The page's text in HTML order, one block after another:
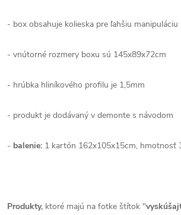
- box obsahuje kolieska pre ľahšiu manipuláciu
- vnútorné rozmery boxu sú 145x89x72cm
- hrúbka hliníkového profilu je 1,5mm
- produkt je dodávaný v demonte s návodom
- balenie: 1 kartón 162x105x15cm, hmotnosť
Produkty, ktoré majú na fotke štítok "